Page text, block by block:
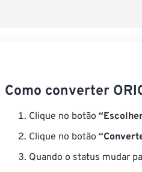
Como converter
Clique no botão
Clique no botão
Quando o status mudar